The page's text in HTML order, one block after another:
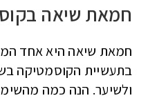
חמאת שיאה
חמאת שיאה היא אחד
בתעשיית הקוסמטיקה
ולשיער. הנה כמה